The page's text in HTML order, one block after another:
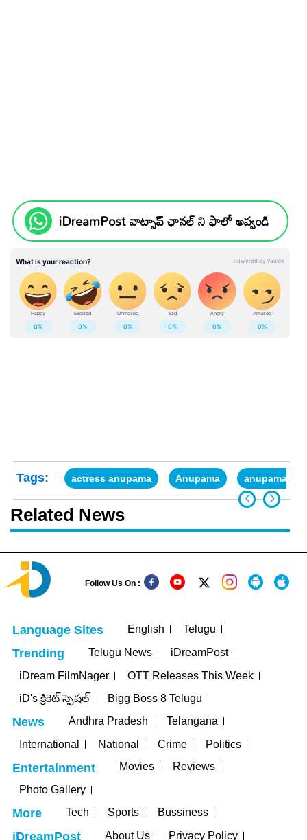
iDreamPost వాట్సాప్ ఛానల్ ని ఫాలో అవ్వండి
Tags: actress anupama Anupama anupama
Related News
Follow Us On :
Language Sites English Telugu
Trending Telugu News
iDreamPost
iDream FilmNager
OTT Releases This Week
iD's క్రికెట్ స్పెషల్
Bigg Boss 8 Telugu
News Andhra Pradesh
Telangana
International
National Crime Politics
Entertainment Movies
Reviews
Photo Gallery
More Tech Sports Bussiness
iDreamPost About Us Privacy Policy